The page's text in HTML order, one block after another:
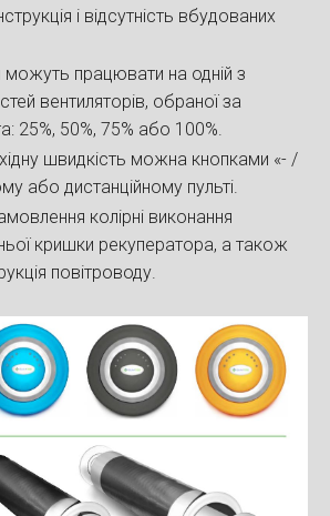
і відсутність вбудованих
можуть працювати на одній з
вентиляторів, обраної за
25%, 50%, 75% або 100%.
швидкість можна кнопками «- /
або дистанційному пульті.
колірні виконання
кришки рекуператора, а також
повітроводу.